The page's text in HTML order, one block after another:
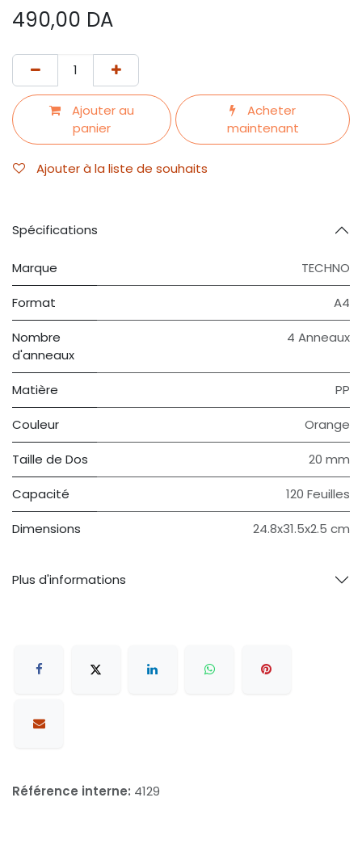
490,00 DA
Ajouter au
panier
Acheter
maintenant
Ajouter à la liste de souhaits
Spécifications
Marque TECHNO
Format A4
Nombre
d'anneaux
4 Anneaux
Matière PP
Couleur Orange
Taille de Dos 20 mm
Capacité 120 Feuilles
Dimensions 24.8x31.5x2.5 cm
Plus d'informations
Référence interne: 4129